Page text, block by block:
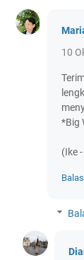
10
*Big
(Ike
Balas